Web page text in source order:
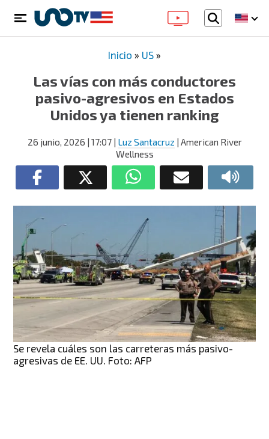
Inicio » US »
Las vías con más conductores
pasivo-agresivos en Estados
Unidos ya tienen ranking
26 junio, 2026 | 17:07| Luz Santacruz | American River
Wellness
Se revela cuáles son las carreteras más pasivo-
agresivas de EE. UU. Foto: AFP